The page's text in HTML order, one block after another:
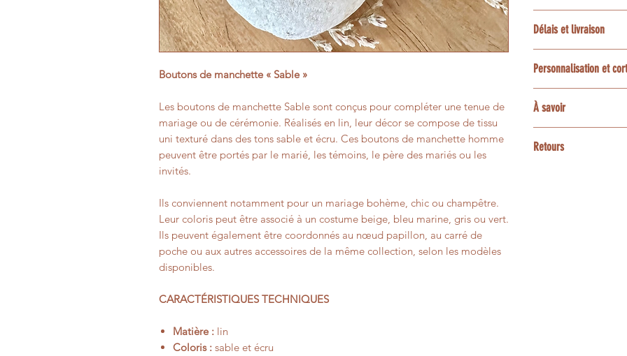
Boutons de manchette « Sable »
Les boutons de manchette Sable sont conçus pour compléter une tenue de
mariage ou de cérémonie. Réalisés en lin, leur décor se compose de tissu
uni texturé dans des tons sable et écru. Ces boutons de manchette homme
peuvent être portés par le marié, les témoins, le père des mariés ou les
invités.
Ils conviennent notamment pour un mariage bohème, chic ou champêtre.
Leur coloris peut être associé à un costume beige, bleu marine, gris ou vert.
Ils peuvent également être coordonnés au nœud papillon, au carré de
poche ou aux autres accessoires de la même collection, selon les modèles
disponibles.
CARACTÉRISTIQUES TECHNIQUES
Matière : lin
Coloris : sable et écru
la demande dans
Luberon en
création sur mesure
projet : choix du
demande
ensemble les
Délais et livraison
confection et
Une option express
contactez-moi
Personnalisation et
accessoires
enfant ou bébé,
bracelets, barrettes,
À savoir
écrans.
Retours